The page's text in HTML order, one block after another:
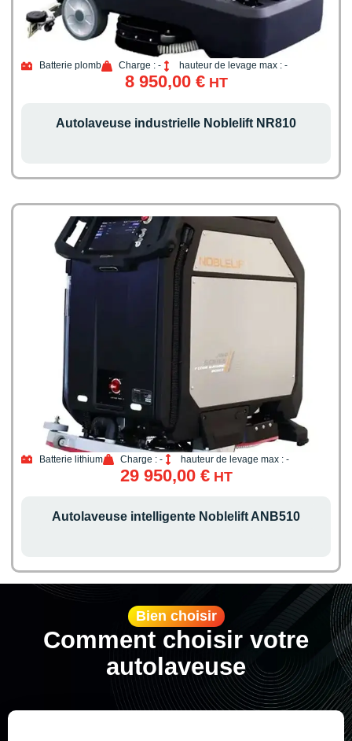
Batterie plomb Charge : - hauteur de levage max : -
8 950,00 €HT
Autolaveuse industrielle Noblelift NR810
Batterie lithium Charge : - hauteur de levage max : -
29 950,00 €HT
Autolaveuse intelligente Noblelift ANB510
Bien choisir
Comment choisir votre
autolaveuse